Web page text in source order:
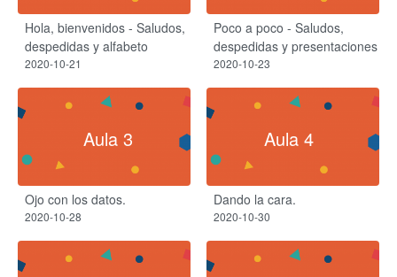
Hola, bienvenidos - Saludos,
despedidas y alfabeto
2020-10-21
Poco a poco - Saludos,
despedidas y presentaciones
2020-10-23
Aula 3
Ojo con los datos.
2020-10-28
Aula 4
Dando la cara.
2020-10-30